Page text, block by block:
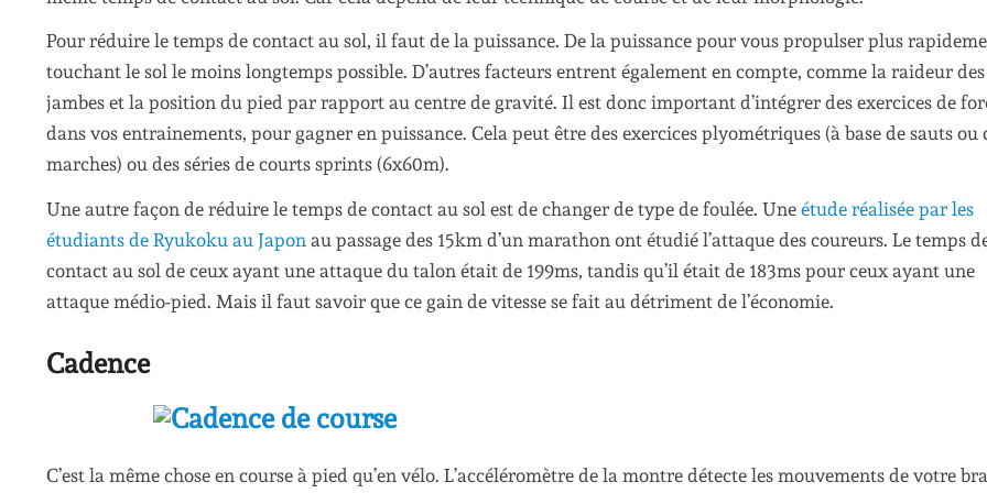
Pour réduire le temps de contact au sol, il faut de la puissance. De la puissance pour vous propulser plus
touchant le sol le moins longtemps possible. D’autres facteurs entrent également en compte, comme la raideur des
jambes et la position du pied par rapport au centre de gravité. Il est donc important d’intégrer des exercices de
dans vos entrainements, pour gagner en puissance. Cela peut être des exercices plyométriques (à base de sauts ou
marches) ou des séries de courts sprints (6x60m).
Une autre façon de réduire le temps de contact au sol est de changer de type de foulée. Une étude réalisée par les
étudiants de Ryukoku au Japon au passage des 15km d’un marathon ont étudié l’attaque des coureurs. Le temps
contact au sol de ceux ayant une attaque du talon était de 199ms, tandis qu’il était de 183ms pour ceux ayant une
attaque médio-pied. Mais il faut savoir que ce gain de vitesse se fait au détriment de l’économie.
Cadence
C’est la même chose en course à pied qu’en vélo. L’accéléromètre de la montre détecte les mouvements de votre